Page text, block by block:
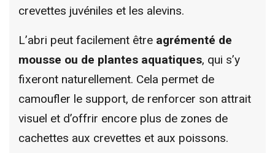
crevettes juvéniles et les alevins.
L’abri peut facilement être agrémenté de
mousse ou de plantes aquatiques, qui s’y
fixeront naturellement. Cela permet de
camoufler le support, de renforcer son attrait
visuel et d’offrir encore plus de zones de
cachettes aux crevettes et aux poissons.